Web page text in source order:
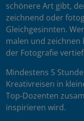
schönere Art gibt,
zeichnend oder
Gleichgesinnten.
malen und zeichnen
der Fotografie
Mindestens 5
Kreativreisen in
Top-Dozenten
inspirieren wird.